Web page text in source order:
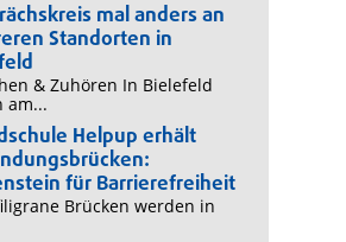
mal anders an
Standorten in
& Zuhören In Bielefeld
am...
Helpup erhält
für Barrierefreiheit
Brücken werden in